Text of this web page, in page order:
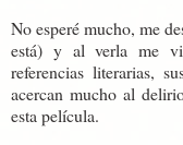
No esperé mucho, me
está) y al verla me
referencias literarias,
acercan mucho al
esta película.